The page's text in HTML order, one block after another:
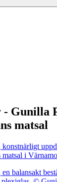
Gunilla
matsal